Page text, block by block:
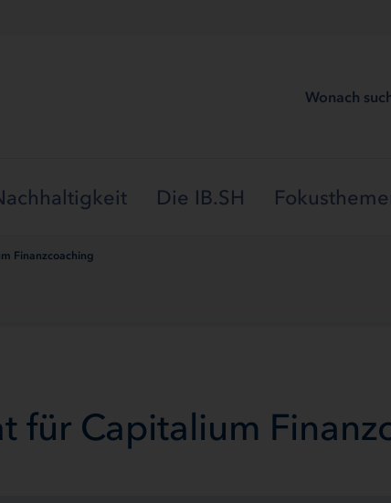
Wonach
Die IB.SH
Finanzcoaching
für Capitalium